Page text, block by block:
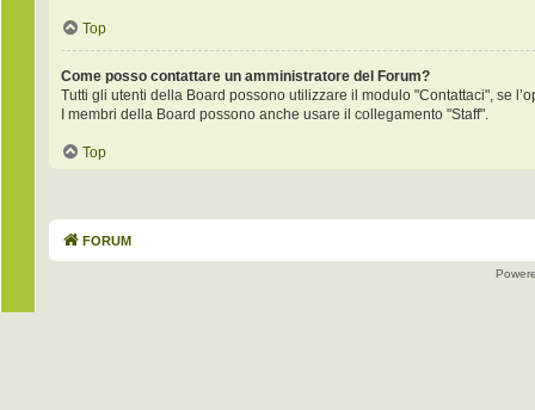
Top
Come posso contattare un amministratore del Forum?
Tutti gli utenti della Board possono utilizzare il modulo "Contattaci", se
I membri della Board possono anche usare il collegamento "Staff".
Top
FORUM